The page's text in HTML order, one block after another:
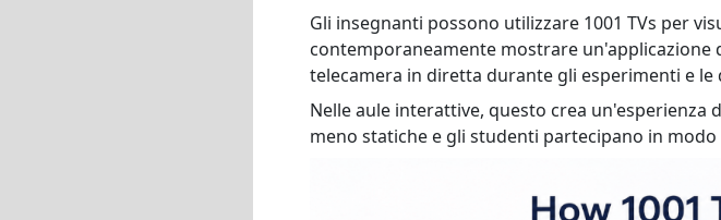
Gli insegnanti possono utilizzare 1001 TVs per
contemporaneamente mostrare
telecamera in diretta durante gli esperimenti e le
Nelle aule interattive, questo crea
meno statiche e gli studenti partecipano in